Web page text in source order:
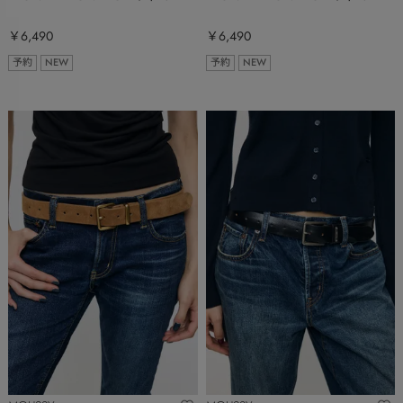
￥6,490
予約 NEW
￥6,490
予約 NEW